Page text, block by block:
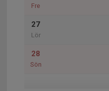
Fre
27
Lör
28
Sön